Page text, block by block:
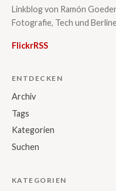
Linkblog von Ramón
Fotografie, Tech und
FlickrRSS
ENTDECKEN
Archiv
Tags
Kategorien
Suchen
KATEGORIEN